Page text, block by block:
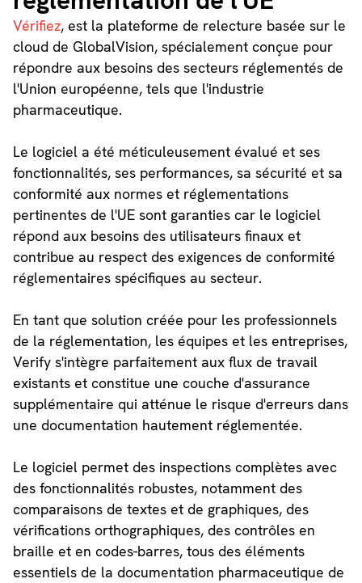
Vérifiez, est la plateforme de relecture basée sur le
cloud de GlobalVision, spécialement conçue pour
répondre aux besoins des secteurs réglementés de
l'Union européenne, tels que l'industrie
pharmaceutique.
Le logiciel a été méticuleusement évalué et ses
fonctionnalités, ses performances, sa sécurité et sa
conformité aux normes et réglementations
pertinentes de l'UE sont garanties car le logiciel
répond aux besoins des utilisateurs finaux et
contribue au respect des exigences de conformité
réglementaires spécifiques au secteur.
En tant que solution créée pour les professionnels
de la réglementation, les équipes et les entreprises,
Verify s'intègre parfaitement aux flux de travail
existants et constitue une couche d'assurance
supplémentaire qui atténue le risque d'erreurs dans
une documentation hautement réglementée.
Le logiciel permet des inspections complètes avec
des fonctionnalités robustes, notamment des
comparaisons de textes et de graphiques, des
vérifications orthographiques, des contrôles en
braille et en codes-barres, tous des éléments
essentiels de la documentation pharmaceutique de